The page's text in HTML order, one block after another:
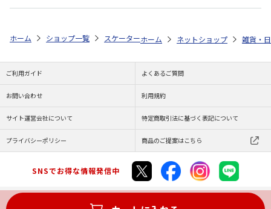
ホーム ショップ一覧 スケーター 天削げ箸 21cm ハローキティ 水彩
ホーム ネットショップ 雑貨・
ご利用ガイド よくあるご質問
お問い合わせ 利用規約
サイト運営会社について 特定商取引法に基づく表記について
プライバシーポリシー 商品のご提案はこちら
SNSでお得な情報発信中